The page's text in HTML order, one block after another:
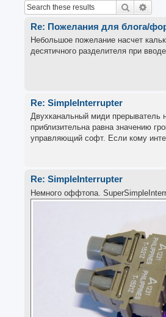
Search
Re: Пожелания для блога/
Небольшое пожелание насчет
десятичного разделителя при
Re: SimpleInterrupter
Двухканальный миди прерыватель
приблизительна равна значению
управляющий софт. Если кому
Re: SimpleInterrupter
Немного оффтопа.